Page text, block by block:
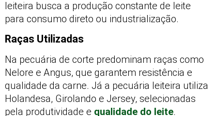
leiteira busca a produção constante de leite
para consumo direto ou industrialização.
Raças Utilizadas
Na pecuária de corte predominam raças como
Nelore e Angus, que garantem resistência e
qualidade da carne. Já a pecuária leiteira utiliza
Holandesa, Girolando e Jersey, selecionadas
pela produtividade e qualidade do leite.